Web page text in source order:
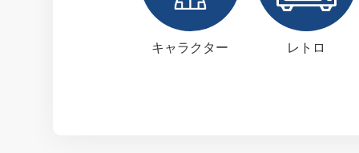
キャラクター レトロ